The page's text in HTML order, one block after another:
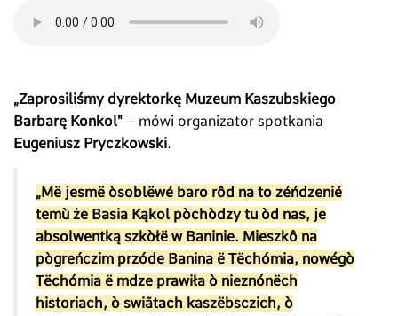
„Zaprosiliśmy dyrektorkę Muzeum Kaszubskiego
Barbarę Konkol" – mówi organizator spotkania
Eugeniusz Pryczkowski.
„Më jesmë òsoblëwé baro rôd na to zéńdzenié
temù że Basia Kąkol pòchòdzy tu òd nas, je
absolwentką szkòłë w Baninie. Mieszkô na
pògreńczim przóde Banina ë Tëchómia, nowégò
Tëchómia ë mdze prawiła ò nieznónëch
historiach, ò swiãtach kaszëbsczich, ò